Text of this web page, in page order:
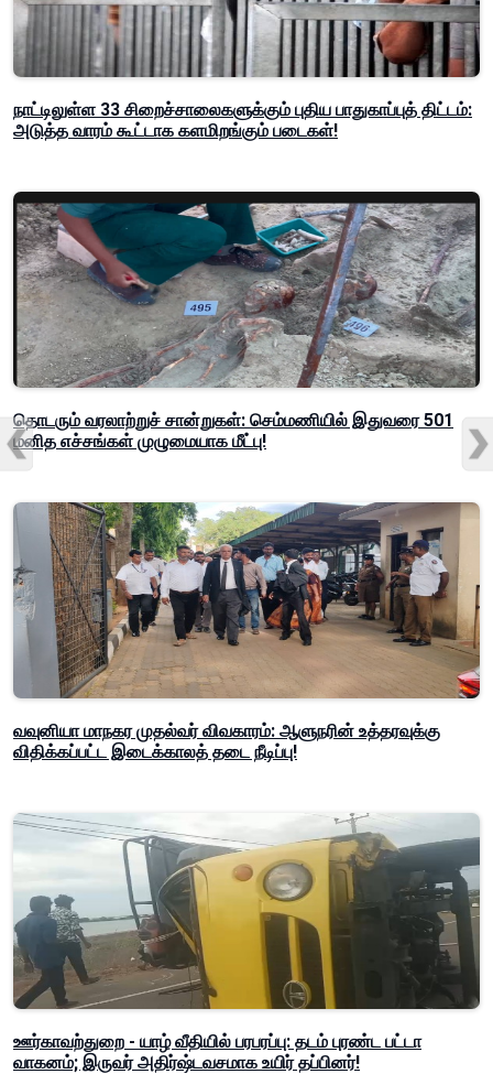
நாட்டிலுள்ள 33 சிறைச்சாலைகளுக்கும் புதிய பாதுகாப்புத் திட்டம்:
அடுத்த வாரம் கூட்டாக களமிறங்கும் படைகள்!
தொடரும் வரலாற்றுச் சான்றுகள்: செம்மணியில் இதுவரை 501
மனித எச்சங்கள் முழுமையாக மீட்பு!
வவுனியா மாநகர முதல்வர் விவகாரம்: ஆளுநரின் உத்தரவுக்கு
விதிக்கப்பட்ட இடைக்காலத் தடை நீடிப்பு!
ஊர்காவற்துறை - யாழ் வீதியில் பரபரப்பு: தடம் புரண்ட பட்டா
வாகனம்; இருவர் அதிர்ஷ்டவசமாக உயிர் தப்பினர்!